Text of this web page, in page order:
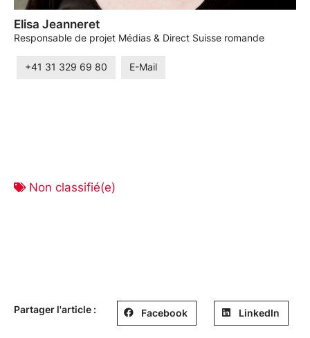
Elisa Jeanneret
Responsable de projet Médias & Direct Suisse romande
+41 31 329 69 80 E-Mail
Non classifié(e)
Partager l'article : Facebook LinkedIn